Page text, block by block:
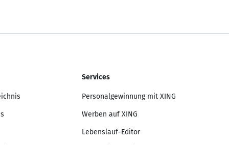
Services
Personalgewinnung mit XING
Werben auf XING
Lebenslauf-Editor